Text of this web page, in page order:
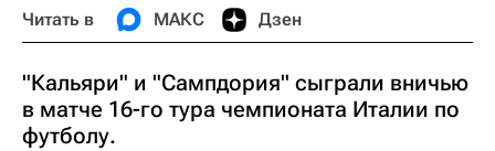
Читать в МАКС Дзен
"Кальяри" и "Сампдория" сыграли вничью
в матче 16-го тура чемпионата Италии по
футболу.